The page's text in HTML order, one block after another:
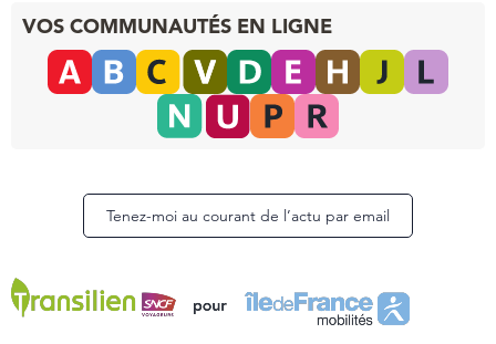
VOS COMMUNAUTÉS EN LIGNE
Tenez-moi au courant de l’actu par email